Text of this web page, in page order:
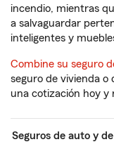
incendio, mientras
a salvaguardar
inteligentes y
Combine su seguro
seguro de vivienda o
una cotización hoy y
Seguros de auto y